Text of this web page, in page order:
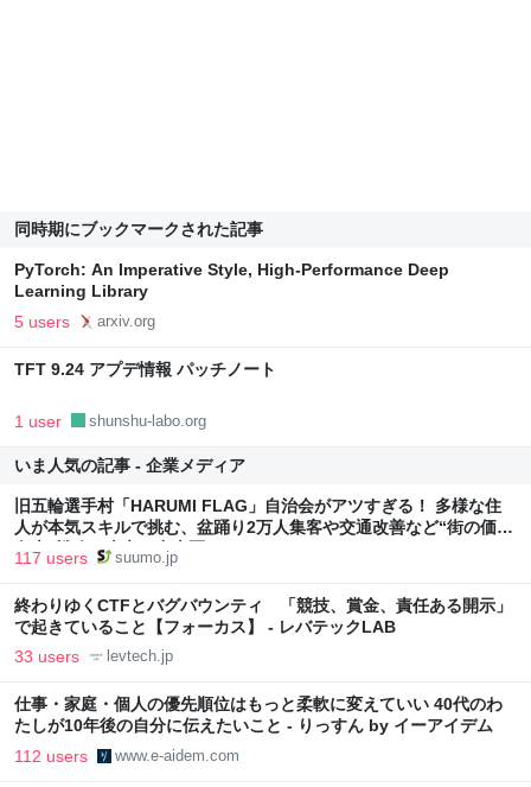
同時期にブックマークされた記事
PyTorch: An Imperative Style, High-Performance Deep
Learning Library
5 users arxiv.org
TFT 9.24 アプデ情報 パッチノート
1 user shunshu-labo.org
いま人気の記事 - 企業メディア
旧五輪選手村「HARUMI FLAG」自治会がアツすぎる！ 多様な住
人が本気スキルで挑む、盆踊り2万人集客や交通改善など“街の価値
向上”戦略 東京・中央区
117 users suumo.jp
終わりゆくCTFとバグバウンティ 「競技、賞金、責任ある開示」
で起きていること【フォーカス】 - レバテックLAB
33 users levtech.jp
仕事・家庭・個人の優先順位はもっと柔軟に変えていい 40代のわ
たしが10年後の自分に伝えたいこと - りっすん by イーアイデム
112 users www.e-aidem.com